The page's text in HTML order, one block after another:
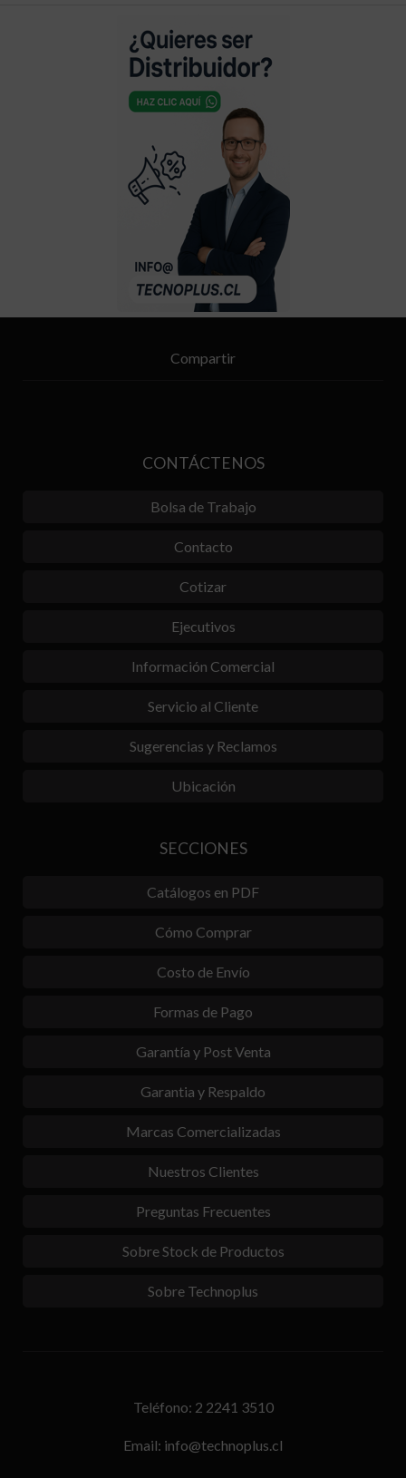
Compartir
CONTÁCTENOS
Bolsa de Trabajo
Contacto
Cotizar
Ejecutivos
Información Comercial
Servicio al Cliente
Sugerencias y Reclamos
Ubicación
SECCIONES
Catálogos en PDF
Cómo Comprar
Costo de Envío
Formas de Pago
Garantía y Post Venta
Garantia y Respaldo
Marcas Comercializadas
Nuestros Clientes
Preguntas Frecuentes
Sobre Stock de Productos
Sobre Technoplus
Teléfono: 2 2241 3510
Email: info@technoplus.cl